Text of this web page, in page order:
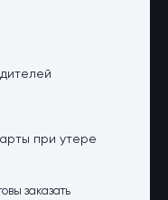
при утере
заказать